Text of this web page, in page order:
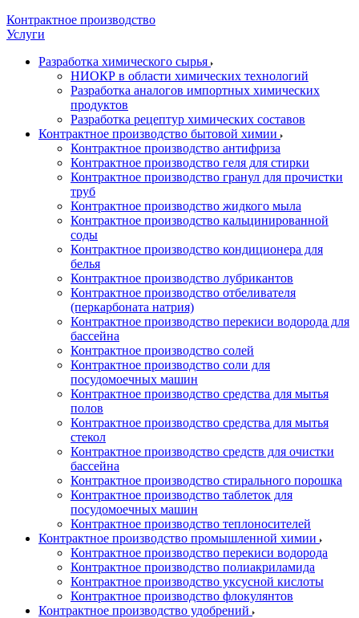
Контрактное производство
Услуги
Разработка химического сырья
НИОКР в области химических технологий
Разработка аналогов импортных химических
продуктов
Разработка рецептур химических составов
Контрактное производство бытовой химии
Контрактное производство антифриза
Контрактное производство геля для стирки
Контрактное производство гранул для прочистки
труб
Контрактное производство жидкого мыла
Контрактное производство кальцинированной
соды
Контрактное производство кондиционера для
белья
Контрактное производство лубрикантов
Контрактное производство отбеливателя
(перкарбоната натрия)
Контрактное производство перекиси водорода для
бассейна
Контрактное производство солей
Контрактное производство соли для
посудомоечных машин
Контрактное производство средства для мытья
полов
Контрактное производство средства для мытья
стекол
Контрактное производство средств для очистки
бассейна
Контрактное производство стирального порошка
Контрактное производство таблеток для
посудомоечных машин
Контрактное производство теплоносителей
Контрактное производство промышленной химии
Контрактное производство перекиси водорода
Контрактное производство полиакриламида
Контрактное производство уксусной кислоты
Контрактное производство флокулянтов
Контрактное производство удобрений